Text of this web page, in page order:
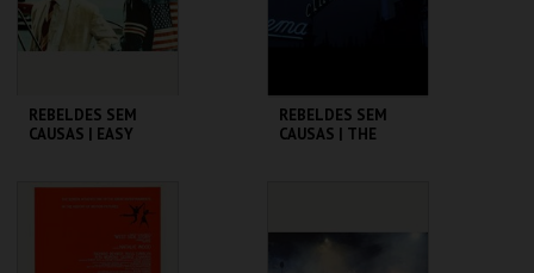
COMPRAR
REBELDES SEM
CAUSAS | EASY
CINEMATECA
REBELDES SEM
CAUSAS | THE